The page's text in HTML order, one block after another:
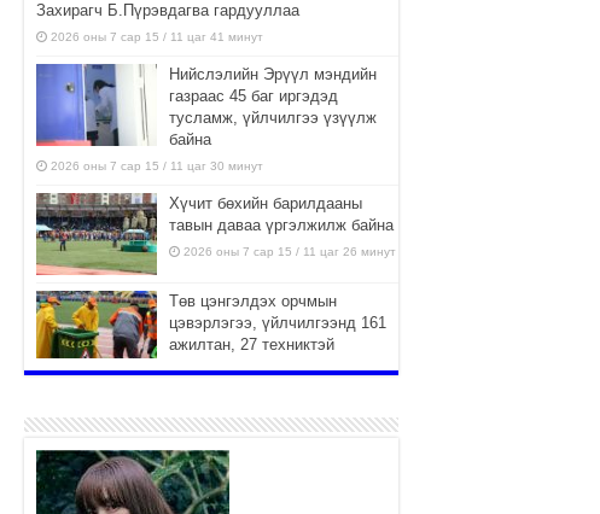
Захирагч Б.Пүрэвдагва гардууллаа
2026 оны 7 сар 15 / 11 цаг 41 минут
Нийслэлийн Эрүүл мэндийн
газраас 45 баг иргэдэд
тусламж, үйлчилгээ үзүүлж
байна
2026 оны 7 сар 15 / 11 цаг 30 минут
Хүчит бөхийн барилдааны
тавын даваа үргэлжилж байна
2026 оны 7 сар 15 / 11 цаг 26 минут
Төв цэнгэлдэх орчмын
цэвэрлэгээ, үйлчилгээнд 161
ажилтан, 27 техниктэй
ажиллаж байна
Наадмын амралтын өдрүүдэд
нийслэлийн эрүүл мэндийн
байгууллагууд дараах
хуваарийн дагуу ажиллана